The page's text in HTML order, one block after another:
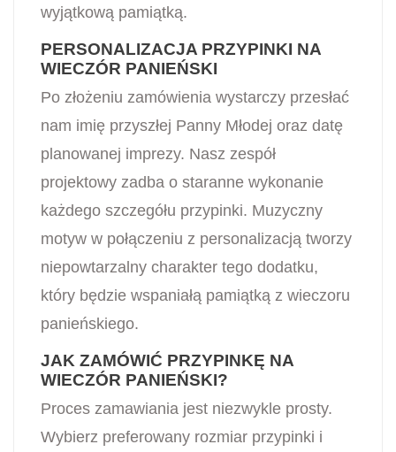
wyjątkową pamiątką.
PERSONALIZACJA PRZYPINKI NA
WIECZÓR PANIEŃSKI
Po złożeniu zamówienia wystarczy przesłać
nam imię przyszłej Panny Młodej oraz datę
planowanej imprezy. Nasz zespół
projektowy zadba o staranne wykonanie
każdego szczegółu przypinki. Muzyczny
motyw w połączeniu z personalizacją tworzy
niepowtarzalny charakter tego dodatku,
który będzie wspaniałą pamiątką z wieczoru
panieńskiego.
JAK ZAMÓWIĆ PRZYPINKĘ NA
WIECZÓR PANIEŃSKI?
Proces zamawiania jest niezwykle prosty.
Wybierz preferowany rozmiar przypinki i